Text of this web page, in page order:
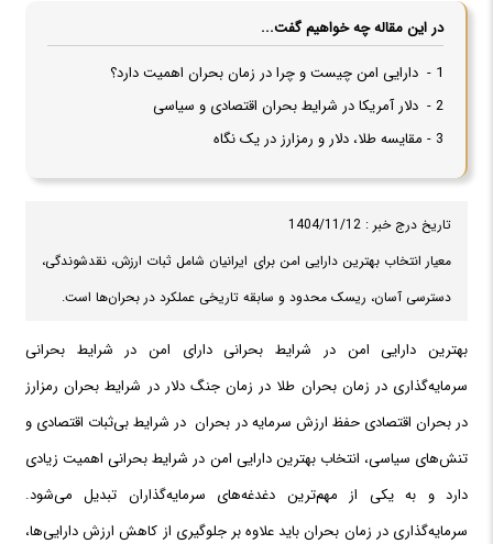
در این مقاله چه خواهیم گفت...
1 - دارایی امن چیست و چرا در زمان بحران اهمیت دارد؟
2 - دلار آمریکا در شرایط بحران اقتصادی و سیاسی
3 - مقایسه طلا، دلار و رمزارز در یک نگاه
تاریخ درج خبر : 1404/11/12
معیار انتخاب بهترین دارایی امن برای ایرانیان شامل ثبات ارزش، نقدشوندگی،
دسترسی آسان، ریسک محدود و سابقه تاریخی عملکرد در بحران‌ها است.
بهترین دارایی امن در شرایط بحرانی دارای امن در شرایط بحرانی
سرمایه‌گذاری در زمان بحران طلا در زمان جنگ دلار در شرایط بحران رمزارز
در بحران اقتصادی حفظ ارزش سرمایه در بحران در شرایط بی‌ثبات اقتصادی و
تنش‌های سیاسی، انتخاب بهترین دارایی امن در شرایط بحرانی اهمیت زیادی
دارد و به یکی از مهم‌ترین دغدغه‌های سرمایه‌گذاران تبدیل می‌شود.
سرمایه‌گذاری در زمان بحران باید علاوه بر جلوگیری از کاهش ارزش دارایی‌ها،